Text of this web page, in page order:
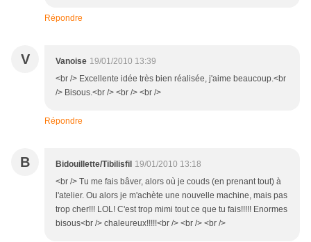
Répondre
V Vanoise 19/01/2010 13:39
<br /> Excellente idée très bien réalisée, j'aime beaucoup.<br
/> Bisous.<br /> <br /> <br />
Répondre
B Bidouillette/Tibilisfil 19/01/2010 13:18
<br /> Tu me fais bâver, alors où je couds (en prenant tout) à
l'atelier. Ou alors je m'achète une nouvelle machine, mais pas
trop cher!!! LOL! C'est trop mimi tout ce que tu fais!!!!! Enormes
bisous<br /> chaleureux!!!!!<br /> <br /> <br />